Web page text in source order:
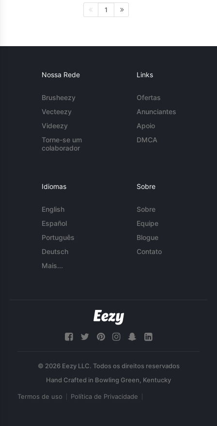
1
Nossa Rede
Brusheezy
Vecteezy
Videezy
Torne-se um
colaborador
Links
Ofertas
Anunciantes
Apoio
DMCA
Idiomas
English
Español
Português
Deutsch
Mais...
Sobre
Sobre
Equipe
Blogue
Contato
© 2026 Eezy LLC. Todos os direitos reservados
Termos de uso Política de Privacidade